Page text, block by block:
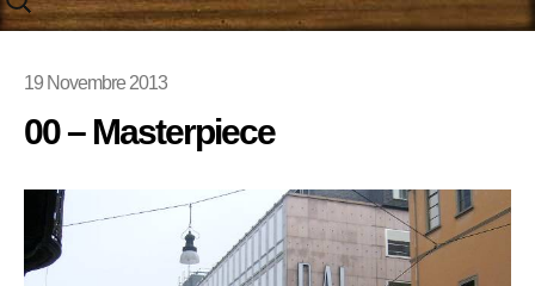
to
content
19 Novembre 2013
00 – Masterpiece